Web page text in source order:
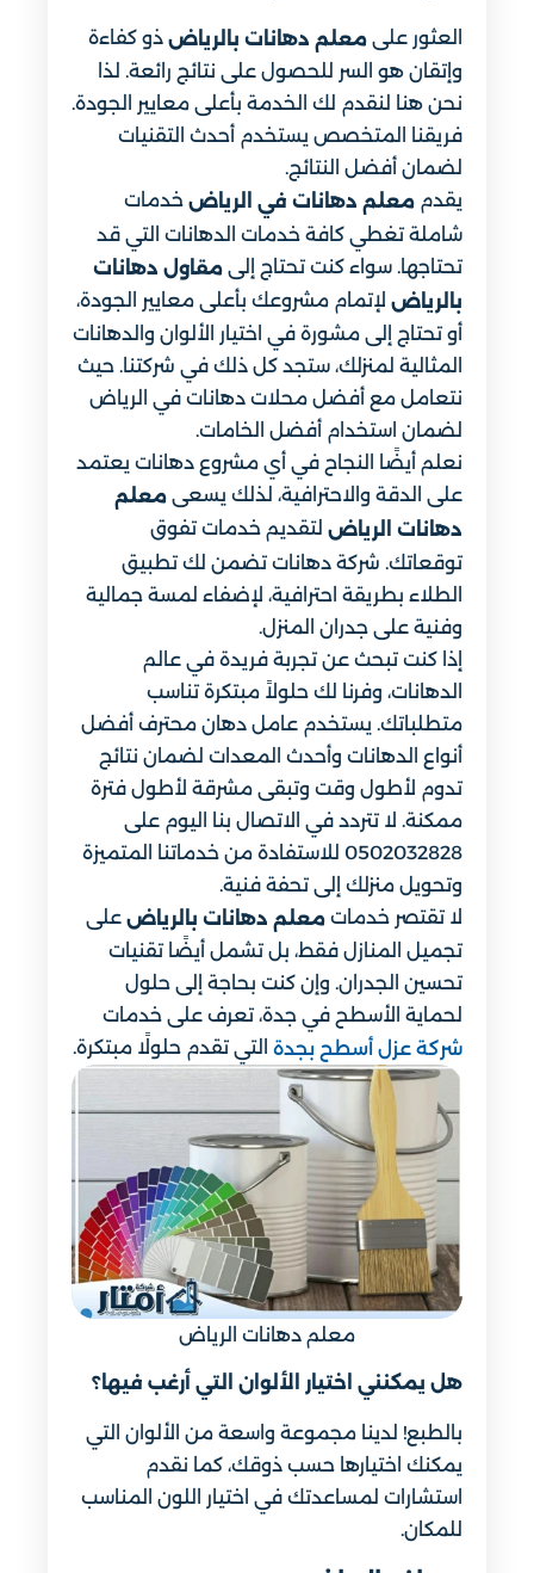
العثور على معلم دهانات بالرياض ذو كفاءة
وإتقان هو السر للحصول على نتائج رائعة. لذا
نحن هنا لنقدم لك الخدمة بأعلى معايير الجودة.
فريقنا المتخصص يستخدم أحدث التقنيات
لضمان أفضل النتائج.
يقدم معلم دهانات في الرياض خدمات
شاملة تغطي كافة خدمات الدهانات التي قد
تحتاجها. سواء كنت تحتاج إلى مقاول دهانات
بالرياض لإتمام مشروعك بأعلى معايير الجودة،
أو تحتاج إلى مشورة في اختيار الألوان والدهانات
المثالية لمنزلك، ستجد كل ذلك في شركتنا. حيث
نتعامل مع أفضل محلات دهانات في الرياض
لضمان استخدام أفضل الخامات.
نعلم أيضًا النجاح في أي مشروع دهانات يعتمد
على الدقة والاحترافية، لذلك يسعى معلم
دهانات الرياض لتقديم خدمات تفوق
توقعاتك. شركة دهانات تضمن لك تطبيق
الطلاء بطريقة احترافية، لإضفاء لمسة جمالية
وفنية على جدران المنزل.
إذا كنت تبحث عن تجربة فريدة في عالم
الدهانات، وفرنا لك حلولاً مبتكرة تناسب
متطلباتك. يستخدم عامل دهان محترف أفضل
أنواع الدهانات وأحدث المعدات لضمان نتائج
تدوم لأطول وقت وتبقى مشرقة لأطول فترة
ممكنة. لا تتردد في الاتصال بنا اليوم على
0502032828 للاستفادة من خدماتنا المتميزة
وتحويل منزلك إلى تحفة فنية.
لا تقتصر خدمات معلم دهانات بالرياض على
تجميل المنازل فقط، بل تشمل أيضًا تقنيات
تحسين الجدران. وإن كنت بحاجة إلى حلول
لحماية الأسطح في جدة، تعرف على خدمات
شركة عزل أسطح بجدة التي تقدم حلولًا مبتكرة.
معلم دهانات الرياض
هل يمكنني اختيار الألوان التي أرغب فيها؟
بالطبع! لدينا مجموعة واسعة من الألوان التي
يمكنك اختيارها حسب ذوقك، كما نقدم
استشارات لمساعدتك في اختيار اللون المناسب
للمكان.